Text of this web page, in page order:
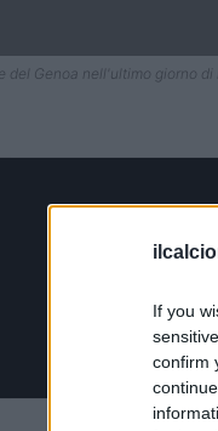
If you
confirm
del Genoa nell'ultimo giorno di